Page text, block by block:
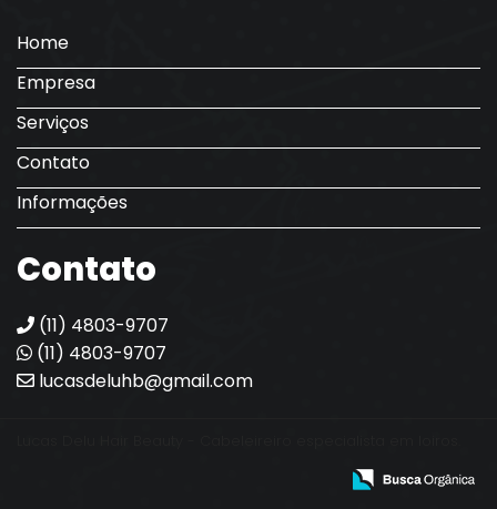
Home
Empresa
Serviços
Contato
Informações
Contato
(11) 4803-9707
(11) 4803-9707
lucasdeluhb@gmail.com